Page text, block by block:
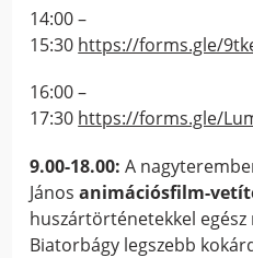
14:00 –
15:30 https://forms.gle/
16:00 –
17:30 https://forms.gle/
9.00-18.00:A
Jánosanimációsfilm-
huszártörténetekkel
Biatorbágy legszebb